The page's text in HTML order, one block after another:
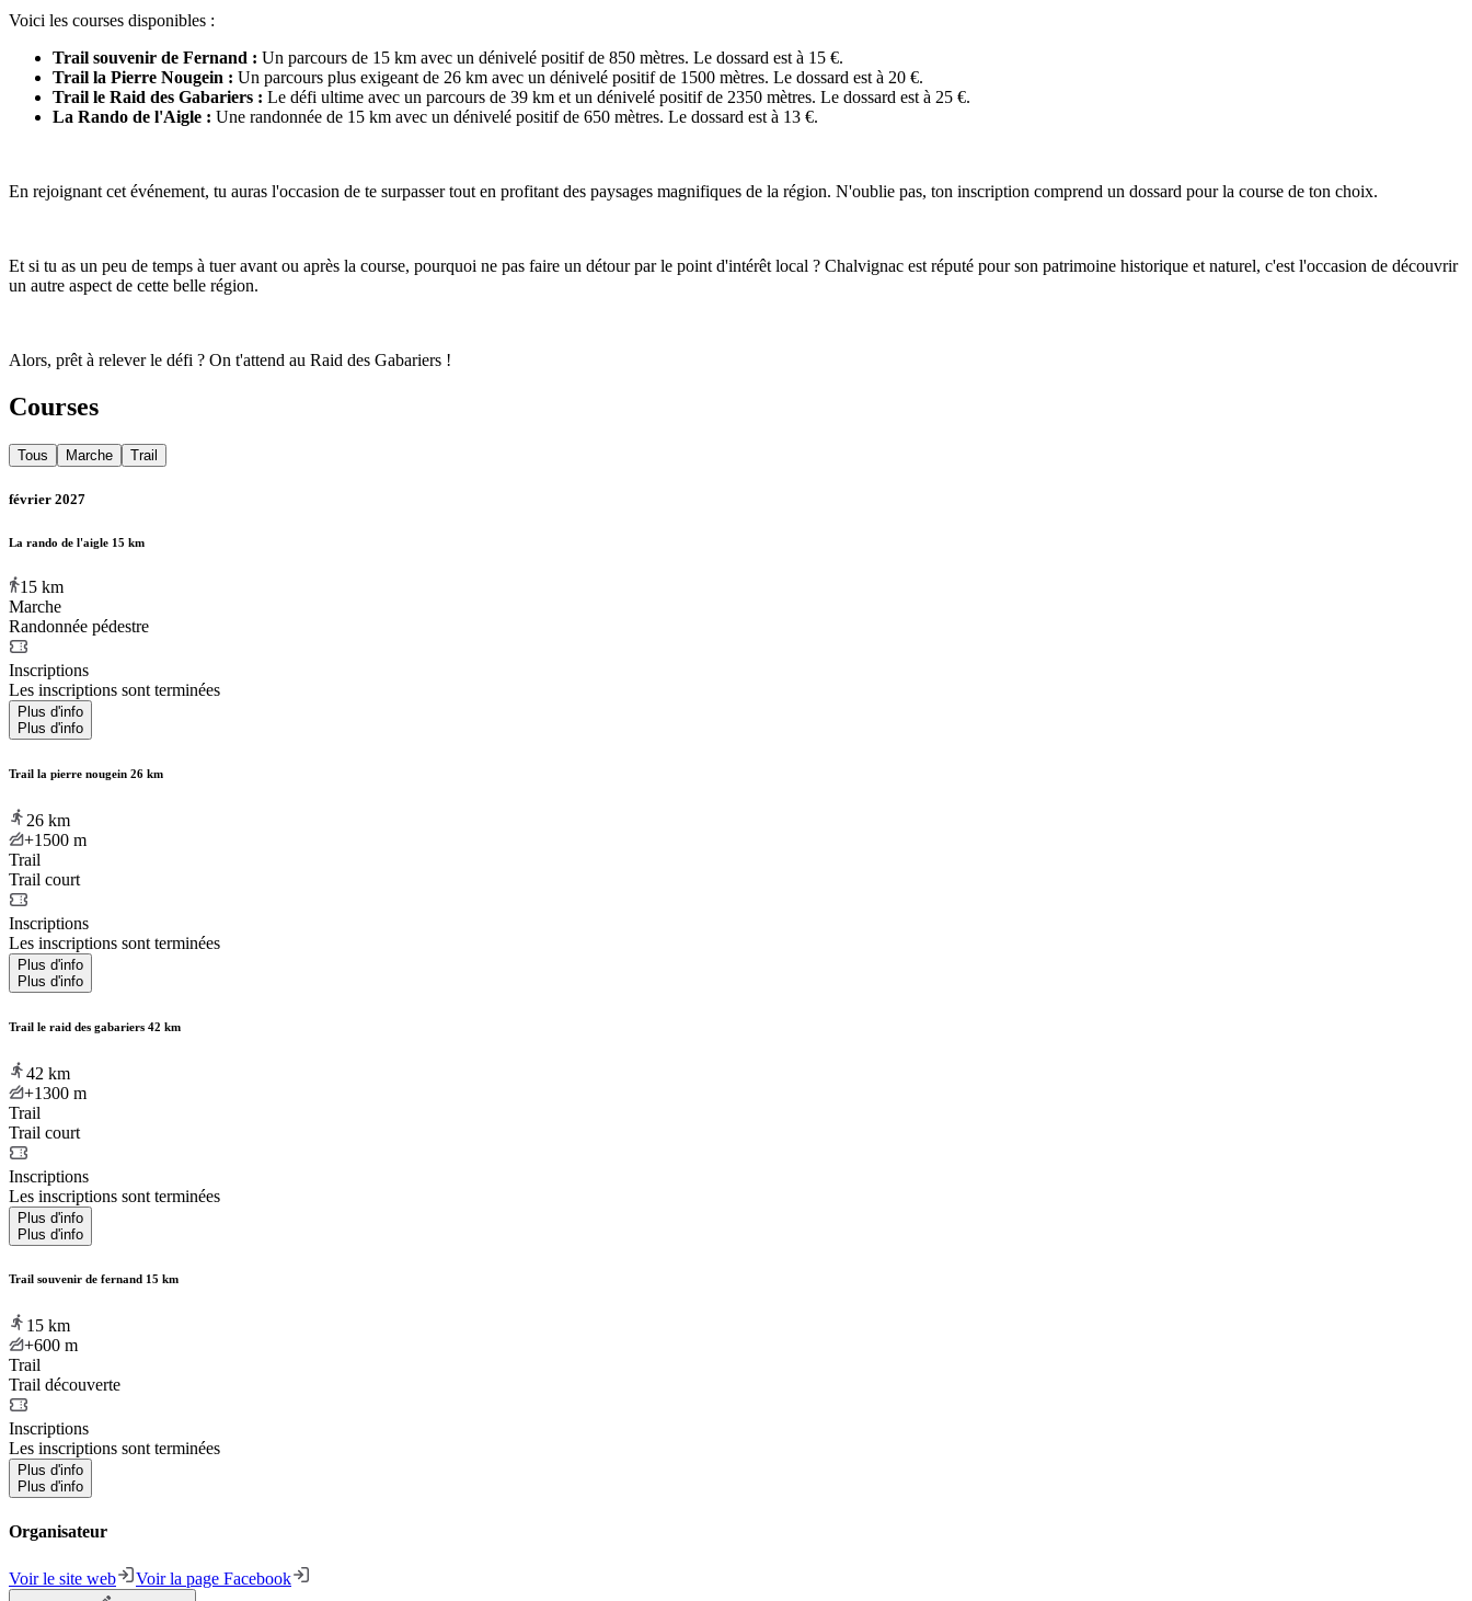
Voici les courses disponibles :
Trail souvenir de Fernand : Un parcours de 15 km avec un dénivelé positif de 850 mètres. Le dossard est à 15 €.
Trail la Pierre Nougein : Un parcours plus exigeant de 26 km avec un dénivelé positif de 1500 mètres. Le dossard est à 20 €.
Trail le Raid des Gabariers : Le défi ultime avec un parcours de 39 km et un dénivelé positif de 2350 mètres. Le dossard est à 25 €.
La Rando de l'Aigle : Une randonnée de 15 km avec un dénivelé positif de 650 mètres. Le dossard est à 13 €.
En rejoignant cet événement, tu auras l'occasion de te surpasser tout en profitant des paysages magnifiques de la région. N'oublie pas, ton inscription comprend un dossard pour la course de ton choix.
Et si tu as un peu de temps à tuer avant ou après la course, pourquoi ne pas faire un détour par le point d'intérêt local ? Chalvignac est réputé pour son patrimoine historique et naturel, c'est l'occasion de découvrir
un autre aspect de cette belle région.
Alors, prêt à relever le défi ? On t'attend au Raid des Gabariers !
Courses
Tous Marche Trail
février 2027
La rando de l'aigle 15 km
15 km
Marche
Randonnée pédestre
Inscriptions
Les inscriptions sont terminées
Plus d'info
Plus d'info
Trail la pierre nougein 26 km
26 km
+1500 m
Trail
Trail court
Inscriptions
Les inscriptions sont terminées
Plus d'info
Plus d'info
Trail le raid des gabariers 42 km
42 km
+1300 m
Trail
Trail court
Inscriptions
Les inscriptions sont terminées
Plus d'info
Plus d'info
Trail souvenir de fernand 15 km
15 km
+600 m
Trail
Trail découverte
Inscriptions
Les inscriptions sont terminées
Plus d'info
Plus d'info
Organisateur
Voir le site web Voir la page Facebook